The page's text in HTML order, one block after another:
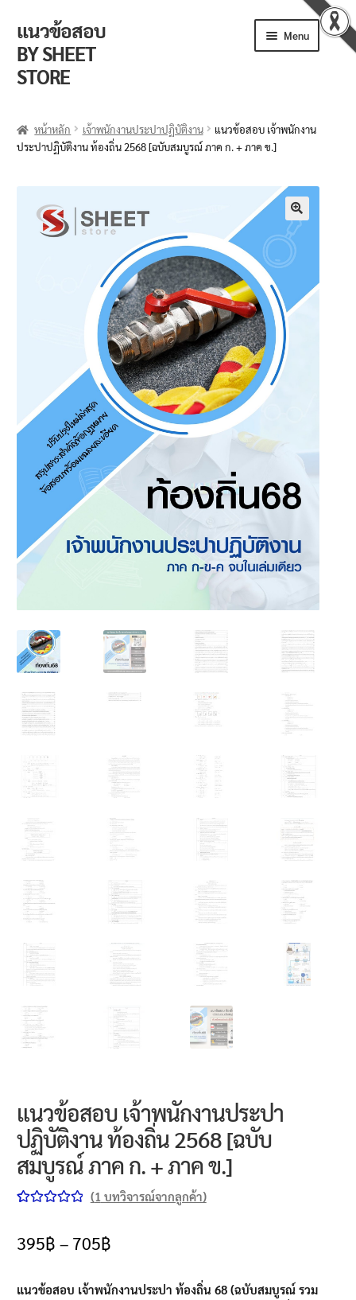
แนวข้อสอบ
BY SHEET
STORE
Menu
ตะกร้าสินค้า
วิธีการสั่งซื้อ
แจ้งชำระเงิน
ติดตามพัสดุ
ข่าวเปิดสอบงานราชการ
นโยบายคืนสินค้าและการจัดส่ง​
คำถามที่พบบ่อย
หน้าหลัก เจ้าพนักงานประปาปฏิบัติงาน
แนวข้อสอบ เจ้าพนักงาน
ประปาปฏิบัติงาน ท้องถิ่น 2568 [ฉบับสมบูรณ์ ภาค ก. + ภาค ข.]
🔍
แนวข้อสอบ เจ้าพนักงานประปา
ปฏิบัติงาน ท้องถิ่น 2568 [ฉบับ
สมบูรณ์ ภาค ก. + ภาค ข.]
คะแนนเต็ม
คะแนนของ
(1 บทวิจารณ์จากลูกค้า)
395฿ – 705฿
แนวข้อสอบ เจ้าพนักงานประปา ท้องถิ่น 68 (ฉบับสมบูรณ์ รวม